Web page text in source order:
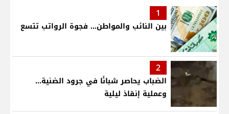
1
بين النائب والمواطن... فجوة الرواتب تتسع
2
الضباب يحاصر شبانًا في جرود الضنية...
وعملية إنقاذ ليلية